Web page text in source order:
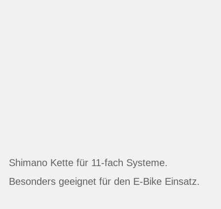
Shimano Kette für 11-fach Systeme.
Besonders geeignet für den E-Bike Einsatz.